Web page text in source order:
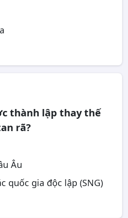
thành lập thay thế
rã?
Âu
quốc gia độc lập (SNG)